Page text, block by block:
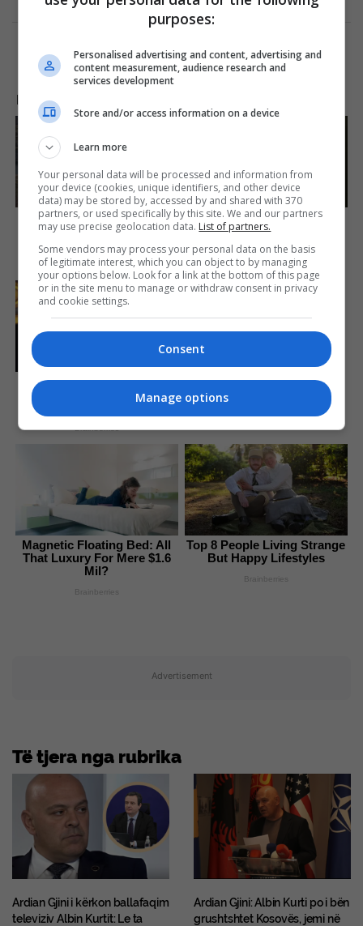
LAJME NGA INTERNETI
Dare To Watch: 6 Movies So
Bad They're Good
Brainberries
Hidden Sins: 15 Bible
Prohibited Acts We All
Commit!
Brainberries
Gina Carano Finally Admits
What Some Suspected All
Brainberries
Enter A World Of
Magnetic Floating Bed: All
That Luxury For Mere $1.6
Mil?
Brainberries
Top 8 People Living Strange
But Happy Lifestyles
Brainberries
Advertisement
Të tjera nga rubrika
Ardian Gjini i kërkon ballafaqim
televiziv Albin Kurtit: Le ta
Ardian Gjini: Albin Kurti po i bën
grushtshtet Kosovës, jemi në
purposes:
Personalised advertising and content, advertising and
content measurement, audience research and
services development
Store and/or access information on a device
Learn more
Your personal data will be processed and information from
your device (cookies, unique identifiers, and other device
data) may be stored by, accessed by and shared with 370
partners, or used specifically by this site. We and our partners
may use precise geolocation data. List of partners.
Some vendors may process your personal data on the basis
of legitimate interest, which you can object to by managing
your options below. Look for a link at the bottom of this page
or in the site menu to manage or withdraw consent in privacy
and cookie settings.
Consent
Manage options